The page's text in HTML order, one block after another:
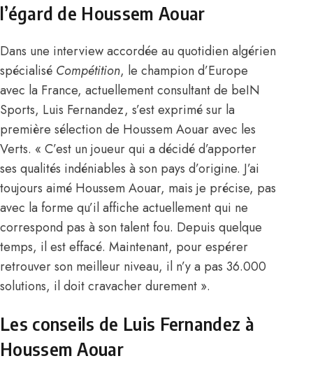
l’égard de Houssem Aouar
Dans une interview accordée au quotidien algérien
spécialisé Compétition, le champion d’Europe
avec la France, actuellement consultant de beIN
Sports, Luis Fernandez, s’est exprimé sur la
première sélection de Houssem Aouar avec les
Verts. « C’est un joueur qui a décidé d’apporter
ses qualités indéniables à son pays d’origine. J’ai
toujours aimé Houssem Aouar, mais je précise, pas
avec la forme qu’il affiche actuellement qui ne
correspond pas à son talent fou. Depuis quelque
temps, il est effacé. Maintenant, pour espérer
retrouver son meilleur niveau, il n’y a pas 36.000
solutions, il doit cravacher durement ».
Les conseils de Luis Fernandez à
Houssem Aouar